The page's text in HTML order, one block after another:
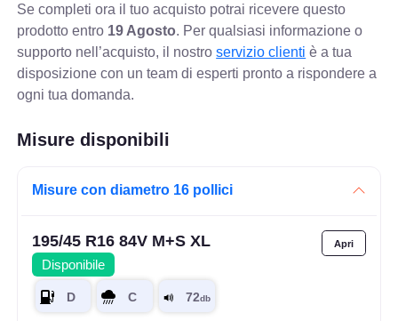
Se completi ora il tuo acquisto potrai ricevere questo
prodotto entro 19 Agosto. Per qualsiasi informazione o
supporto nell’acquisto, il nostroservizio clienti è a tua
disposizione con un team di esperti pronto a rispondere a
ogni tua domanda.
Misure disponibili
Misure con diametro 16 pollici
195/45 R16 84V M+S XL
Disponibile